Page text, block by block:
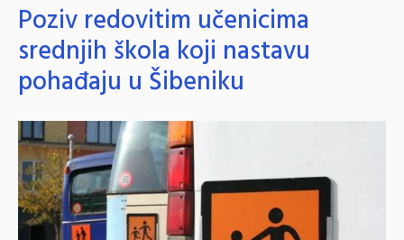
Poziv redovitim učenicima
srednjih škola koji nastavu
pohađaju u Šibeniku